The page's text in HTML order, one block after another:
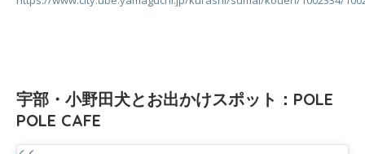
宇部・小野田犬とお出かけスポット：POLE
POLE CAFE